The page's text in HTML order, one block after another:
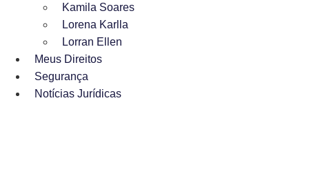
Kamila Soares
Lorena Karlla
Lorran Ellen
Meus Direitos
Segurança
Notícias Jurídicas